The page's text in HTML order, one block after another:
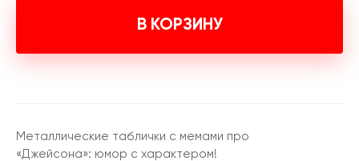
В КОРЗИНУ
Металлические таблички с мемами про
«Джейсона»: юмор с характером!